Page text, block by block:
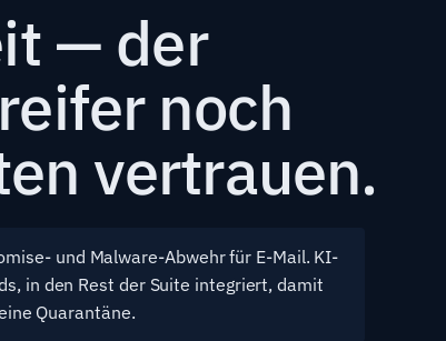
— der
noch
vertrauen.
und Malware-Abwehr für E-Mail. KI-
in den Rest der Suite integriert, damit
Quarantäne.